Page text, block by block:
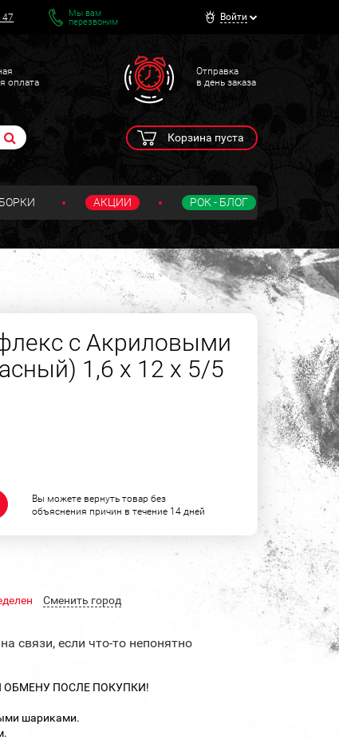
47
Мы вам
перезвоним
Войти
оплата
Отправка
в день заказа
Корзина пуста
АКЦИИ РОК - БЛОГ
с Акриловыми
1,6 х 12 х 5/5
Вы можете вернуть товар без
объяснения причин в течение 14 дней
Cменить город
связи, если что-то непонятно
ОБМЕНУ ПОСЛЕ ПОКУПКИ!
шариками.